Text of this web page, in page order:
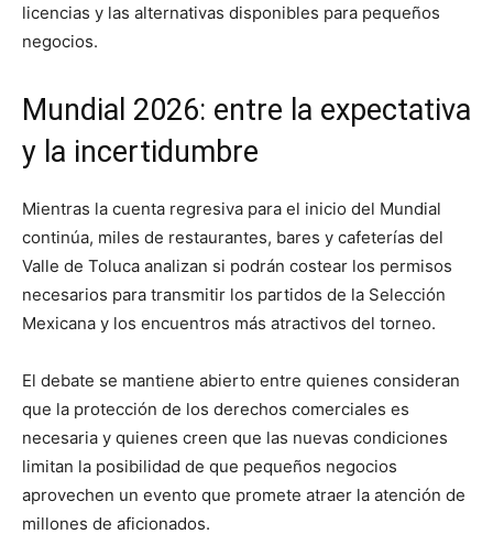
licencias y las alternativas disponibles para pequeños
negocios.
Mundial 2026: entre la expectativa
y la incertidumbre
Mientras la cuenta regresiva para el inicio del Mundial
continúa, miles de restaurantes, bares y cafeterías del
Valle de Toluca analizan si podrán costear los permisos
necesarios para transmitir los partidos de la Selección
Mexicana y los encuentros más atractivos del torneo.
El debate se mantiene abierto entre quienes consideran
que la protección de los derechos comerciales es
necesaria y quienes creen que las nuevas condiciones
limitan la posibilidad de que pequeños negocios
aprovechen un evento que promete atraer la atención de
millones de aficionados.